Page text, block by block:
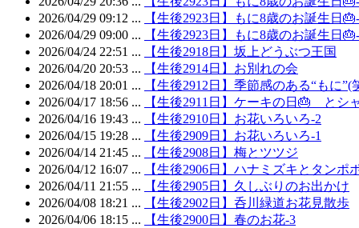
2026/04/29 09:12 ...
【生後2923日】もに8歳のお誕生日
2026/04/29 09:00 ...
【生後2923日】もに8歳のお誕生日
2026/04/24 22:51 ...
【生後2918日】坂上どうぶつ王国
2026/04/20 20:53 ...
【生後2914日】お別れの会
2026/04/18 20:01 ...
【生後2912日】季節感のある“もに”(
2026/04/17 18:56 ...
【生後2911日】ケーキの日🎂 とシ
2026/04/16 19:43 ...
【生後2910日】お花いろいろ-2
2026/04/15 19:28 ...
【生後2909日】お花いろいろ-1
2026/04/14 21:45 ...
【生後2908日】梅とツツジ
2026/04/12 16:07 ...
【生後2906日】ハナミズキとタンポ
2026/04/11 21:55 ...
【生後2905日】久しぶりのお出かけ
2026/04/08 18:21 ...
【生後2902日】呑川緑道お花見散歩
2026/04/06 18:15 ...
【生後2900日】春のお花-3